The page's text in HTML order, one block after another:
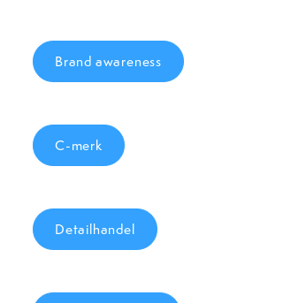
Brand awareness
C-merk
Detailhandel